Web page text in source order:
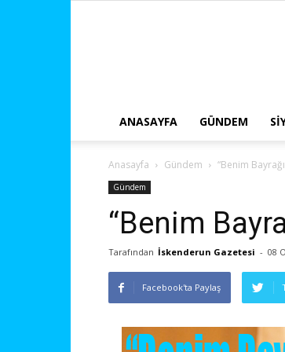
ANASAYFA GÜNDEM
Anasayfa Gündem “Benim
Gündem
“Benim
Tarafından İskenderun Gazetesi - 08
Facebook'ta Paylaş